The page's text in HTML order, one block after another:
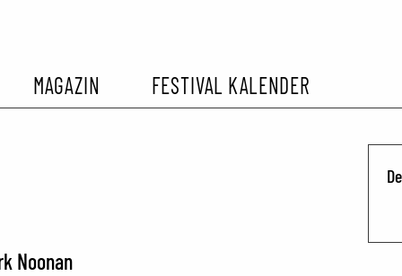
MAGAZIN
INTERVIEWS
FESTIVAL KALENDER
Noonan